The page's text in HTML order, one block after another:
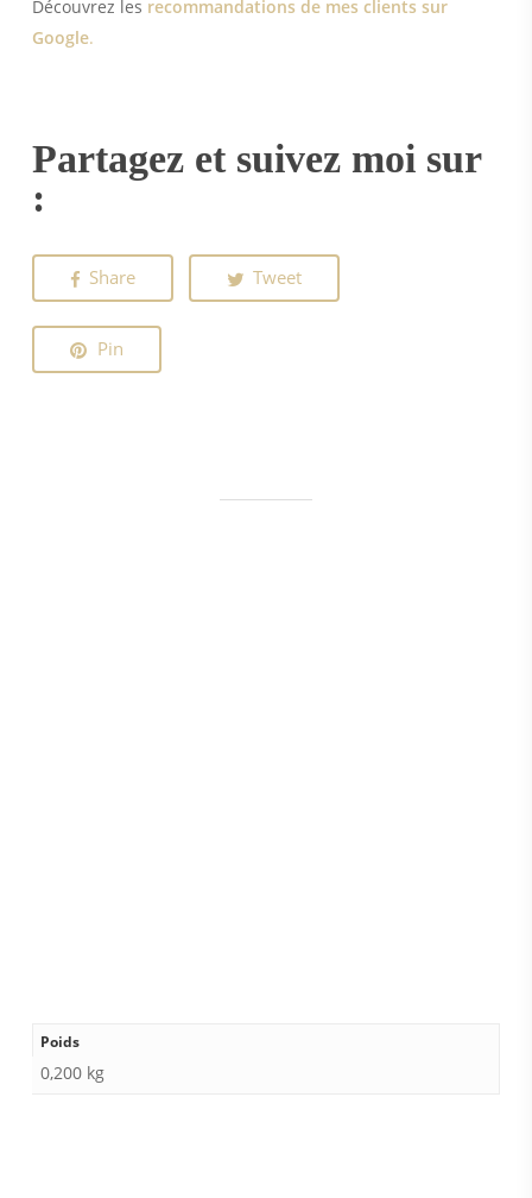
Découvrez les recommandations de mes clients sur
Google.
Partagez et suivez moi sur
:
Share Tweet
Pin
Poids
0,200 kg